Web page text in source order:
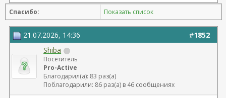
Спасибо: Показать список
#1852
21.07.2026, 14:36
Shiba
Посетитель
Pro-Active
Благодарил(а): 83 раз(а)
Поблагодарили: 86 раз(а) в 46 сообщениях